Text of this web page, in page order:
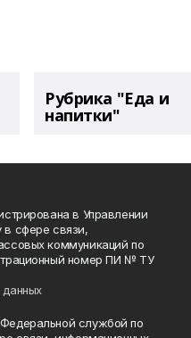
Рубрика "Еда и
напитки"
в Управлении
сфере связи,
коммуникаций по
номер ПИ № ТУ
службой по